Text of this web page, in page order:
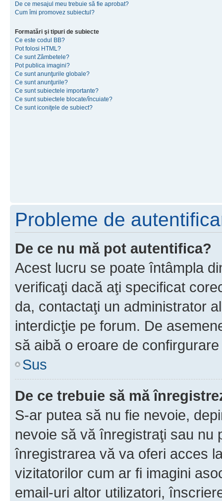
De ce mesajul meu trebuie să fie aprobat?
Cum îmi promovez subiectul?
Formatări şi tipuri de subiecte
Ce este codul BB?
Pot folosi HTML?
Ce sunt Zâmbetele?
Pot publica imagini?
Ce sunt anunţurile globale?
Ce sunt anunţurile?
Ce sunt subiectele importante?
Ce sunt subiectele blocate/încuiate?
Ce sunt iconiţele de subiect?
Probleme de
De ce nu mă pot autentifica?
Acest lucru se poate întâmpla
verificaţi dacă aţi specificat
da, contactaţi un administrator
interdicţie pe forum. De
să aibă o eroare de
Sus
De ce trebuie să mă
S-ar putea să nu fie nevoie,
nevoie să vă înregistraţi sau nu
înregistrarea vă va oferi acces
vizitatorilor cum ar fi imagini
email-uri altor utilizatori,